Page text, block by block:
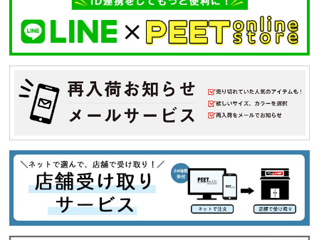
キーワードから探す
search
価格から探す
円
カテゴリ